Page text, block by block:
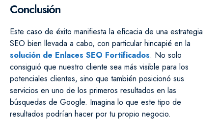
Conclusión
Este caso de éxito manifiesta la eficacia de una estrategia
SEO bien llevada a cabo, con particular hincapié en la
solución de Enlaces SEO Fortificados. No solo
consiguió que nuestro cliente sea más visible para los
potenciales clientes, sino que también posicionó sus
servicios en uno de los primeros resultados en las
búsquedas de Google. Imagina lo que este tipo de
resultados podrían hacer por tu propio negocio.